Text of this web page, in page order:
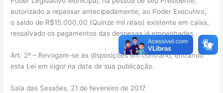
autorizado a repassar antecipadamente, ao Poder Executivo,
o saldo de R$15.000,00 (Quinze mil reais) existente em caixa,
ressalvado os pagamentos das despesas já empenhadas.
Art. 2º – Revogam-se as disposições em contrário, entrando
esta Lei em vigor na data de sua publicação.
Sala das Sessões, 21 de fevereiro de 2017.